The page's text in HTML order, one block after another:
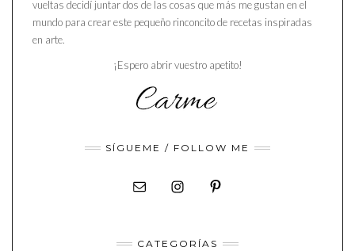
vueltas decidí juntar dos de las cosas que más me gustan en el
mundo para crear este pequeño rinconcito de recetas inspiradas
en arte.
¡Espero abrir vuestro apetito!
SÍGUEME / FOLLOW ME
CATEGORÍAS